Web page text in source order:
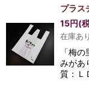
プラス
15円(
在庫あり
「梅
みがあ
質：Ｌ